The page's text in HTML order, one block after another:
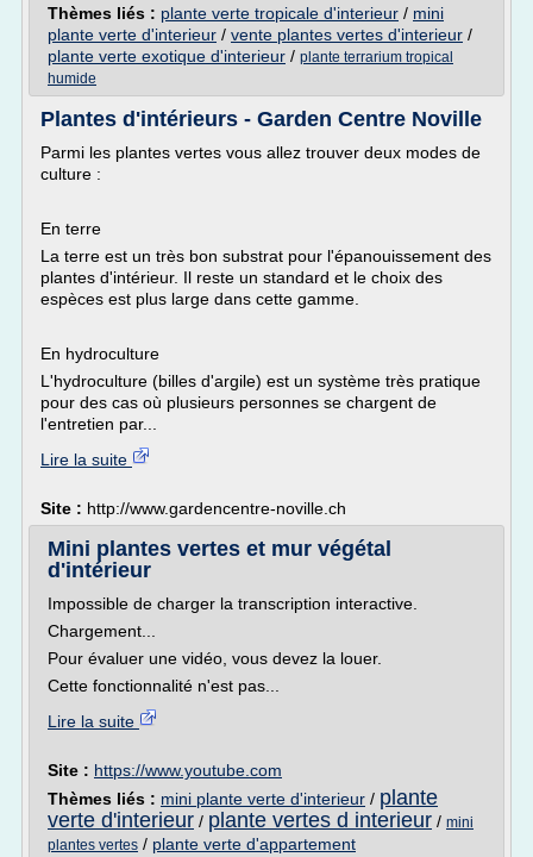
Thèmes liés : plante verte tropicale d'interieur / mini
plante verte d'interieur / vente plantes vertes d'interieur /
plante verte exotique d'interieur / plante terrarium tropical
humide
Plantes d'intérieurs - Garden Centre Noville
Parmi les plantes vertes vous allez trouver deux modes de
culture :
En terre
La terre est un très bon substrat pour l'épanouissement des
plantes d'intérieur. Il reste un standard et le choix des
espèces est plus large dans cette gamme.
En hydroculture
L'hydroculture (billes d'argile) est un système très pratique
pour des cas où plusieurs personnes se chargent de
l'entretien par...
Lire la suite
Site : http://www.gardencentre-noville.ch
Mini plantes vertes et mur végétal
d'intérieur
Impossible de charger la transcription interactive.
Chargement...
Pour évaluer une vidéo, vous devez la louer.
Cette fonctionnalité n'est pas...
Lire la suite
Site : https://www.youtube.com
Thèmes liés : mini plante verte d'interieur / plante
verte d'interieur / plante vertes d interieur / mini
plantes vertes / plante verte d'appartement